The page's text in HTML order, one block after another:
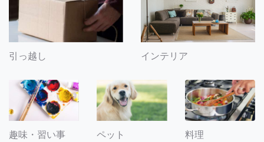
引っ越し インテリア
趣味・習い事 ペット 料理